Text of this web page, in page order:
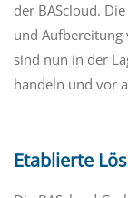
der BAScloud.
und
sind nun in der
handeln und vor
Etablierte